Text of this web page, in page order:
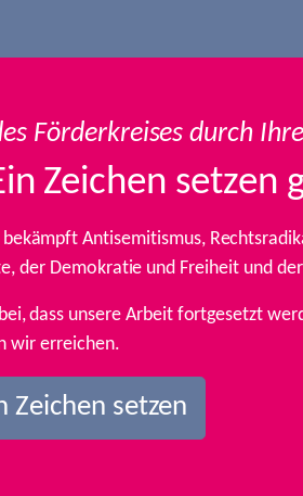
Förderkreises durch
Zeichen setzen
Antisemitismus,
der Demokratie und Freiheit und
dass unsere Arbeit fortgesetzt
wir erreichen.
Zeichen setzen